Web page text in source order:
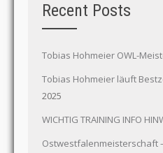
Recent Posts
Tobias Hohmeier OWL-
Tobias Hohmeier läuft
2025
WICHTIG TRAINING INFO
Ostwestfalenmeisterschaft